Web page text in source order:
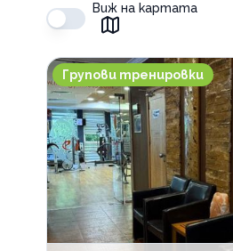
Виж на картата
Inergy Fitness & Pool Center
Групови тренировки